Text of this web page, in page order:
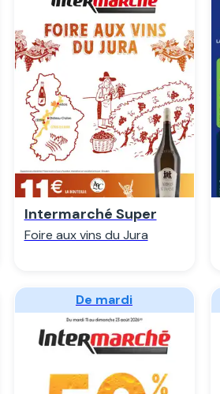
Regarder
Intermarché Super
Foire aux vins du Jura